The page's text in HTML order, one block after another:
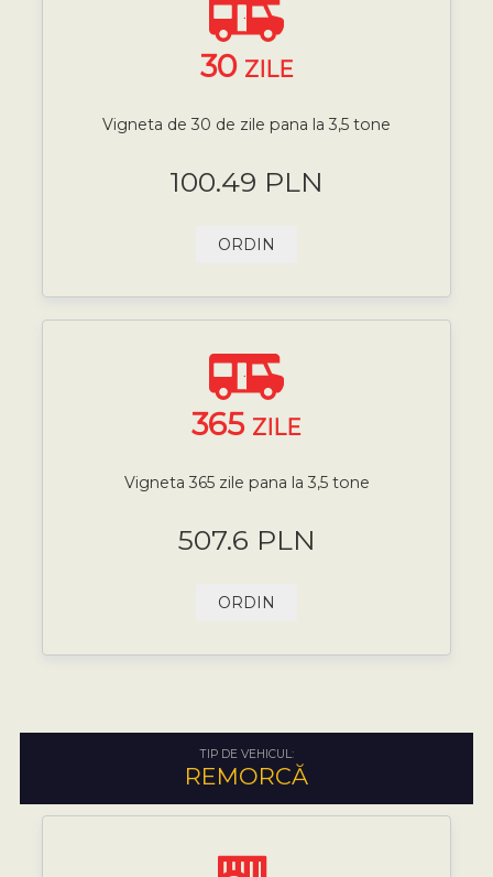
30 ZILE
Vigneta de 30 de zile pana la 3,5 tone
100.49 PLN
ORDIN
365 ZILE
Vigneta 365 zile pana la 3,5 tone
507.6 PLN
ORDIN
TIP DE VEHICUL:
REMORCĂ